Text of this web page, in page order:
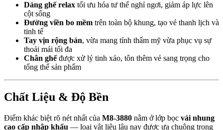
Dáng ghế relax tối ưu hóa tư thế nghỉ ngơi, giảm áp lực lên
cột sống
Đường viền bo mềm trên toàn bộ khung, tạo vẻ thanh lịch và
tinh tế
Tay vịn rộng bản, vừa mang tính thẩm mỹ vừa phục vụ sự
thoải mái tối đa
Chân ghếđược xử lý tinh xảo, tôn thêm vẻ sang trọng cho
tổng thể sản phẩm
Chất Liệu & Độ Bền
Điểm khác biệt rõ nét nhất của M8-3880 nằm ở lớp bọc vải nhung
cao cấp nhập khẩu — loại vật liệu lâu nay được ưa chuộng trong